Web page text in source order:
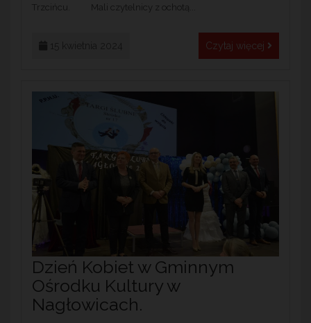
Trzcińcu. Mali czytelnicy z ochotą...
Czytaj więcej
Dzień Kobiet w Gminnym
Ośrodku Kultury w
Nagłowicach.